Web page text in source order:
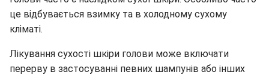
це відбувається взимку та в холодному сухому
кліматі.
Лікування сухості шкіри голови може включати
перерву в застосуванні певних шампунів або інших